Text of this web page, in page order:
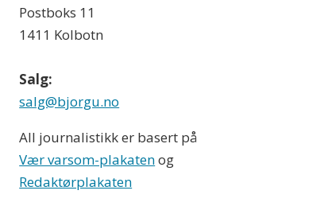
Postboks 11
1411 Kolbotn
Salg:
salg@bjorgu.no
All journalistikk er basert på
Vær varsom-plakatenog
Redaktørplakaten